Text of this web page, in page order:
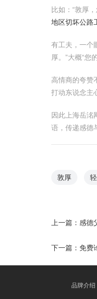
比如：“敦厚
地区切坏公路
有工夫，一个
厚。”大概“您
高情商的夸赞
打动东说念主
因此上海岳洺
语，传递感德
敦厚
上一篇： 感德
下一篇： 免费
品牌介绍